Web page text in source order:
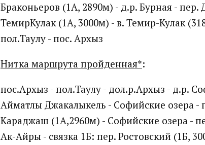
Браконьеров (1А, 2890м) - д.р. Бурная - пер.
ТемирКулак (1А, 3000м) - в. Темир-Кулак
пол.Таулу - пос. Архыз
Нитка маршрута пройденная*:
пос.Архыз - пол.Таулу - дол.р.Архыз - д.р.
Айматлы Джакалыкель - Софийские озера -
Караджаш (1А,2960м) - Софийские озера -
Ак-Айры - связка 1Б: пер. Ростовский (1Б,